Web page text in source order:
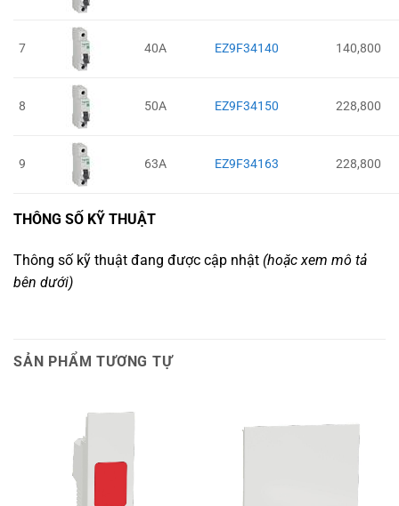
7 40A EZ9F34140 140,800
8 50A EZ9F34150 228,800
9 63A EZ9F34163 228,800
THÔNG SỐ KỸ THUẬT
Thông số kỹ thuật đang được cập nhật (hoặc xem mô tả
bên dưới)
SẢN PHẨM TƯƠNG TỰ